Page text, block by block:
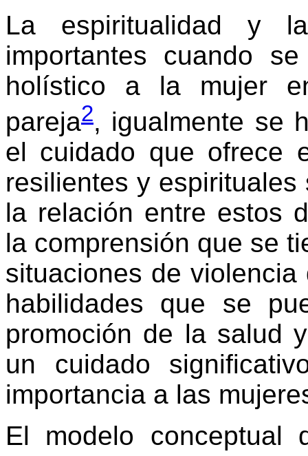
La espiritualidad y
importantes cuando
holístico a la mujer
pareja2, igualmente se
el cuidado que ofrece
resilientes y
la relación entre estos
la comprensión que se
situaciones de
habilidades que se
promoción de la salud
un cuidado
importancia a las
El modelo conceptual